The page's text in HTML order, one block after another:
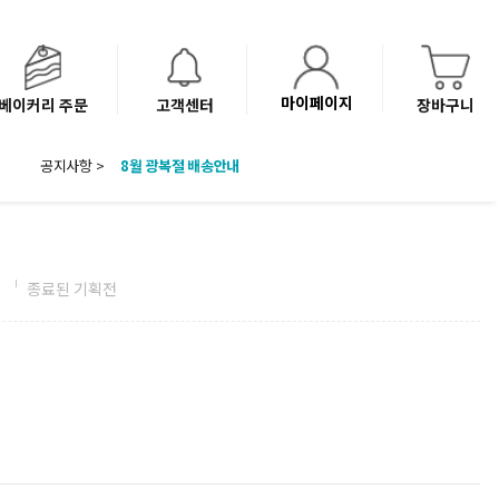
이커리 주문 고객센터 마이페이지 장바구니
공지사항 >
8월 광복절 배송안내
종료된 기획전